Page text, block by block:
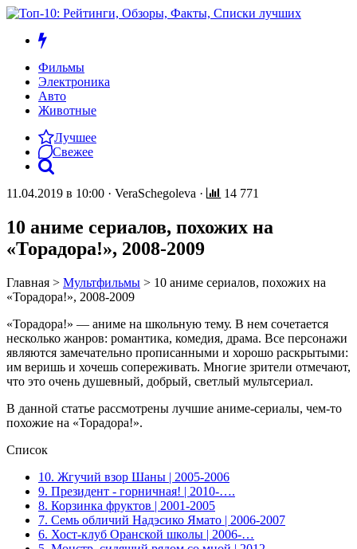
Фильмы
Электроника
Авто
Животные
Лучшее
Свежее
11.04.2019 в 10:00 · VeraSchegoleva · 14 771
10 аниме сериалов, похожих на
«Торадора!», 2008-2009
Главная > Мультфильмы > 10 аниме сериалов, похожих на
«Торадора!», 2008-2009
«Торадора!» — аниме на школьную тему. В нем сочетается
несколько жанров: романтика, комедия, драма. Все персонажи
являются замечательно прописанными и хорошо раскрытыми:
им веришь и хочешь сопереживать. Многие зрители отмечают,
что это очень душевный, добрый, светлый мультсериал.
В данной статье рассмотрены лучшие аниме-сериалы, чем-то
похожие на «Торадора!».
Список
10. Жгучий взор Шаны | 2005-2006
9. Президент - горничная! | 2010-….
8. Корзинка фруктов | 2001-2005
7. Семь обличий Надэсико Ямато | 2006-2007
6. Хост-клуб Оранской школы | 2006-…